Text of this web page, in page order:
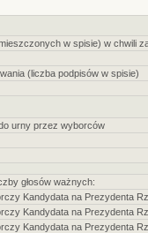
w spisie) w chwili
(liczba podpisów w spisie)
urny przez wyborców
głosów ważnych:
Kandydata na Prezydenta
Kandydata na Prezydenta
Kandydata na Prezydenta